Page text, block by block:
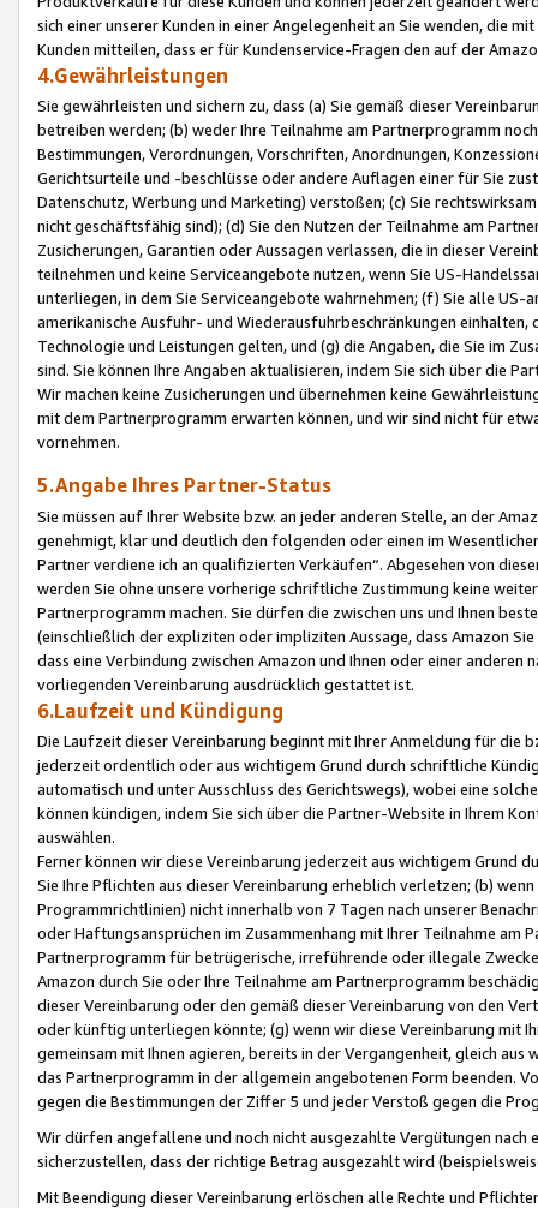
sich einer unserer Kunden in einer Angelegenheit an Sie wenden, die
Kunden mitteilen, dass er für Kundenservice-Fragen den auf der
4.Gewährleistungen
Sie gewährleisten und sichern zu, dass (a) Sie gemäß dieser
betreiben werden; (b) weder Ihre Teilnahme am Partnerprogramm
Bestimmungen, Verordnungen, Vorschriften, Anordnungen,
Gerichtsurteile und -beschlüsse oder andere Auflagen einer für Sie
Datenschutz, Werbung und Marketing) verstoßen; (c) Sie
nicht geschäftsfähig sind); (d) Sie den Nutzen der Teilnahme am
Zusicherungen, Garantien oder Aussagen verlassen, die in dieser
teilnehmen und keine Serviceangebote nutzen, wenn Sie US-
unterliegen, in dem Sie Serviceangebote wahrnehmen; (f) Sie alle
amerikanische Ausfuhr- und Wiederausfuhrbeschränkungen
Technologie und Leistungen gelten, und (g) die Angaben, die Sie im
sind. Sie können Ihre Angaben aktualisieren, indem Sie sich über die
Wir machen keine Zusicherungen und übernehmen keine
mit dem Partnerprogramm erwarten können, und wir sind nicht für
vornehmen.
5.Angabe Ihres Partner-Status
Sie müssen auf Ihrer Website bzw. an jeder anderen Stelle, an der
genehmigt, klar und deutlich den folgenden oder einen im
Partner verdiene ich an qualifizierten Verkäufen“. Abgesehen von
werden Sie ohne unsere vorherige schriftliche Zustimmung keine
Partnerprogramm machen. Sie dürfen die zwischen uns und Ihnen
(einschließlich der expliziten oder impliziten Aussage, dass Amazon
dass eine Verbindung zwischen Amazon und Ihnen oder einer
vorliegenden Vereinbarung ausdrücklich gestattet ist.
6.Laufzeit und Kündigung
Die Laufzeit dieser Vereinbarung beginnt mit Ihrer Anmeldung für die
jederzeit ordentlich oder aus wichtigem Grund durch schriftliche
automatisch und unter Ausschluss des Gerichtswegs), wobei eine
können kündigen, indem Sie sich über die Partner-Website in Ihrem
auswählen.
Ferner können wir diese Vereinbarung jederzeit aus wichtigem Grund
Sie Ihre Pflichten aus dieser Vereinbarung erheblich verletzen; (b)
Programmrichtlinien) nicht innerhalb von 7 Tagen nach unserer
oder Haftungsansprüchen im Zusammenhang mit Ihrer Teilnahme am
Partnerprogramm für betrügerische, irreführende oder illegale
Amazon durch Sie oder Ihre Teilnahme am Partnerprogramm
dieser Vereinbarung oder den gemäß dieser Vereinbarung von den
oder künftig unterliegen könnte; (g) wenn wir diese Vereinbarung mit
gemeinsam mit Ihnen agieren, bereits in der Vergangenheit, gleich
das Partnerprogramm in der allgemein angebotenen Form beenden.
gegen die Bestimmungen der Ziffer 5 und jeder Verstoß gegen die
Wir dürfen angefallene und noch nicht ausgezahlte Vergütungen
sicherzustellen, dass der richtige Betrag ausgezahlt wird
Mit Beendigung dieser Vereinbarung erlöschen alle Rechte und